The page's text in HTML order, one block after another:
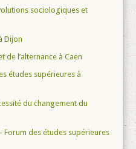
sociologiques et
Dijon
de l’alternance à Caen
études supérieures à
du changement du
Forum des études supérieures